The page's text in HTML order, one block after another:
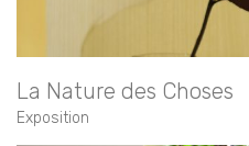
La Nature des Choses
Exposition